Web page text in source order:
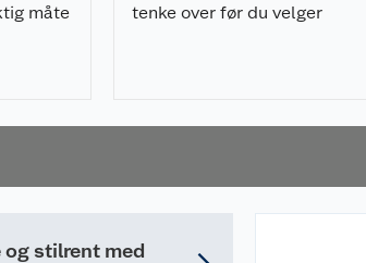
måte
tenke over før du velger
og stilrent med